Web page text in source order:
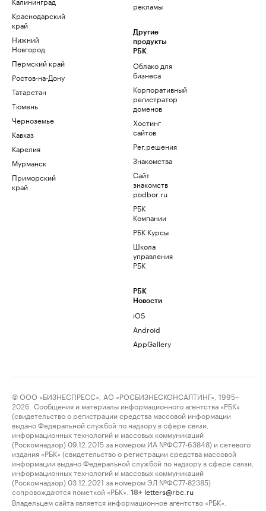
Краснодарский
край
Нижний
Новгород
Пермский край
Ростов-на-Дону
Татарстан
Тюмень
Черноземье
Кавказ
Карелия
Мурманск
Приморский
край
рекламы
Другие
продукты
РБК
Облако для
бизнеса
Корпоративный
регистратор
доменов
Хостинг
сайтов
Рег.решения
Знакомства
Сайт
знакомств
podbor.ru
РБК
Компании
РБК Курсы
Школа
управления
РБК
РБК
Новости
iOS
Android
AppGallery
© ООО «БИЗНЕСПРЕСС», АО «РОСБИЗНЕСКОНСАЛТИНГ», 1995–
2026. Сообщения и материалы информационного агентства «РБК»
(свидетельство о регистрации средства массовой информации
выдано Федеральной службой по надзору в сфере связи,
информационных технологий и массовых коммуникаций
(Роскомнадзор) 09.12.2015 за номером ИА №ФС77-63848) и сетевого
издания «РБК» (свидетельство о регистрации средства массовой
информации выдано Федеральной службой по надзору в сфере связи,
информационных технологий и массовых коммуникаций
(Роскомнадзор) 03.12.2021 за номером ЭЛ №ФС77-82385)
сопровождаются пометкой «РБК».
18+ letters@rbc.ru
Владельцем сайта является информационное агентство «РБК».